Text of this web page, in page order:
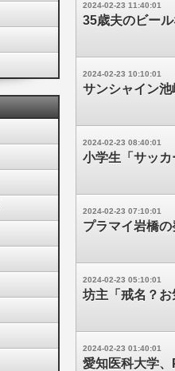
2024-02-23 11:40:01
35歳夫のビー
2024-02-23 10:10:01
サンシャイン
2024-02-23 08:40:01
小学生「サッ
2024-02-23 07:10:01
プラマイ岩橋
2024-02-23 05:10:01
坊主「戒名？
2024-02-23 01:40:01
愛知医科大学